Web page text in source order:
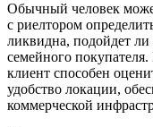
Обычный человек
с риелтором
ликвидна, подойдет
семейного
клиент способен
удобство локации,
коммерческой